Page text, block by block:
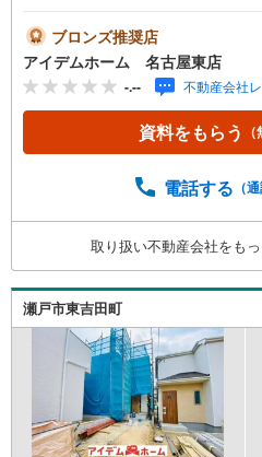
市小空町212番☆限定1邸/
【安心】耐震等級3取得【
住宅性能評価書【充実】駐
ドバルコニー■名鉄バス「
→名鉄瀬戸線「尾張瀬戸
小学校:徒歩24分（約
しております！*今から見
替えの方など資金計画で
弊社HPにて物件のルーム
では伝わらない物件の魅
♪さらに店内には豊富な物
ます☆
ブロンズ推奨店
アイデムホーム 名古屋東店
-.-- 不動産会社
資料をもらう
電話する （
取り扱い不動産会社をも
瀬戸市東吉田町